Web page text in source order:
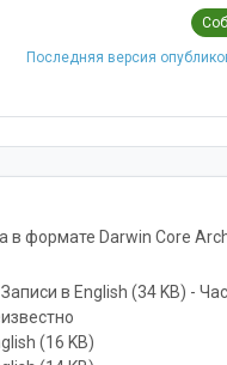
Последняя версия
формате Darwin Core
в English (34 KB) -
(16 KB)